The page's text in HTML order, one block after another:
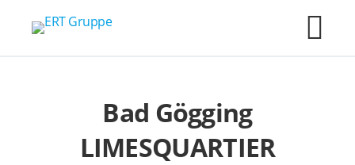
ERT Gruppe
Bad Gögging
LIMESQUARTIER